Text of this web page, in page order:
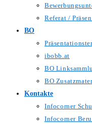
Referat /
BO
ibobb.at
BO
BO
Kontakte
Infocorner
Infocorner